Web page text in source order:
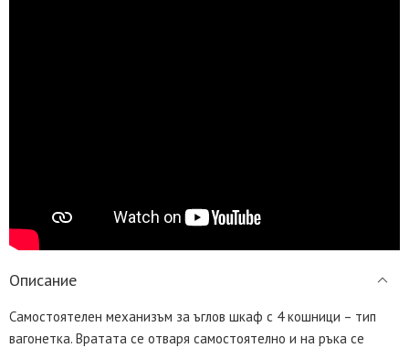
Описание
Самостоятелен механизъм за ъглов шкаф с 4 кошници – тип
вагонетка. Вратата се отваря самостоятелно и на ръка се